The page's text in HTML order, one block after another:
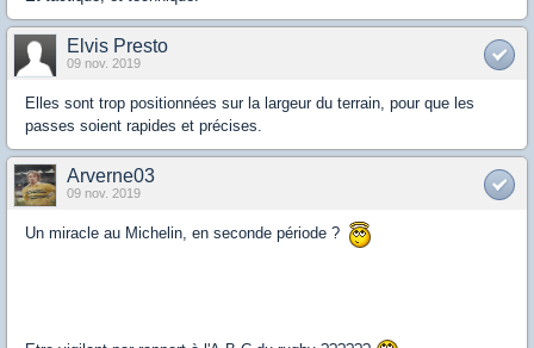
Elvis Presto
09 nov. 2019
Elles sont trop positionnées sur la largeur du terrain, pour que les
passes soient rapides et précises.
Arverne03
09 nov. 2019
Un miracle au Michelin, en seconde période ?